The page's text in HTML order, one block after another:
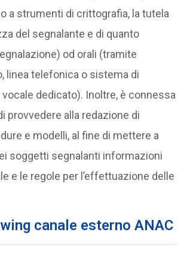
a strumenti di crittografia, la tutela
del segnalante e di quanto
od orali (tramite
linea telefonica o sistema di
dedicato). Inoltre, è connessa
provvedere alla redazione di
e modelli, al fine di mettere a
soggetti segnalanti informazioni
e le regole per l’effettuazione delle
canale esterno ANAC